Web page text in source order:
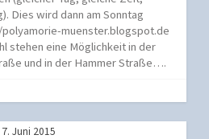
Dies wird dann am Sonntag
muenster.blogspot.de
stehen eine Möglichkeit in der
und in der Hammer Straße….
7. Juni 2015